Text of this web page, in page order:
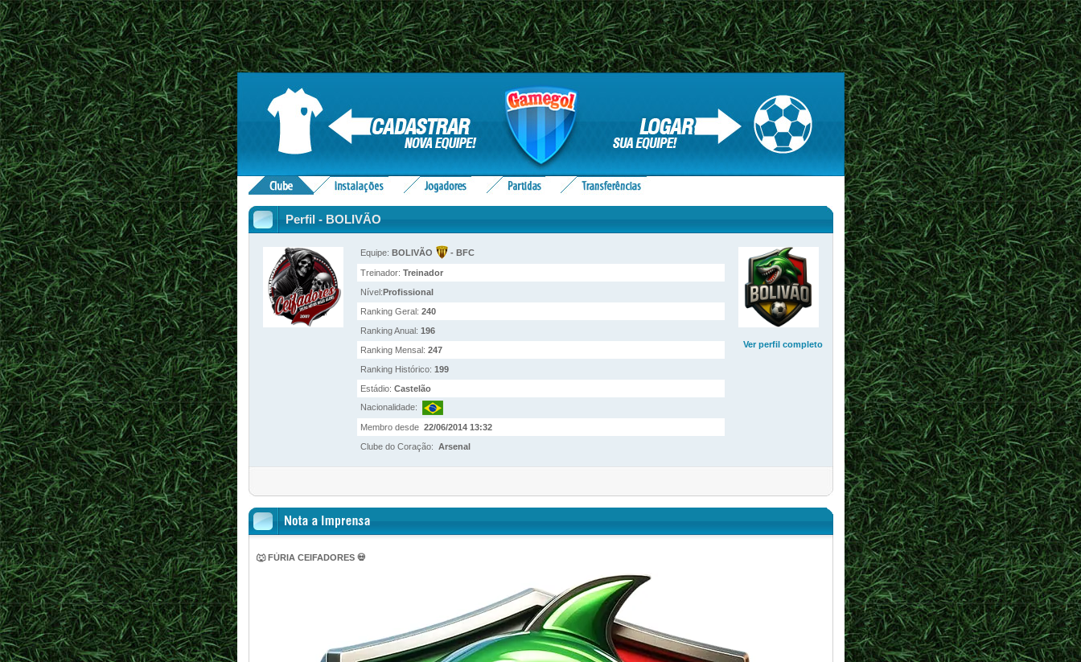
Perfil - BOLIVÃO
Equipe: BOLIVÃO - BFC
Treinador: Treinador
Nível:Profissional
Ranking Geral: 240
Ranking Anual: 196
Ranking Mensal: 247
Ranking Histórico: 199
Estádio: Castelão
Nacionalidade:
Membro desde 22/06/2014 13:32
Clube do Coração: Arsenal
Ver perfil completo
🐺 FÚRIA CEIFADORES 💀